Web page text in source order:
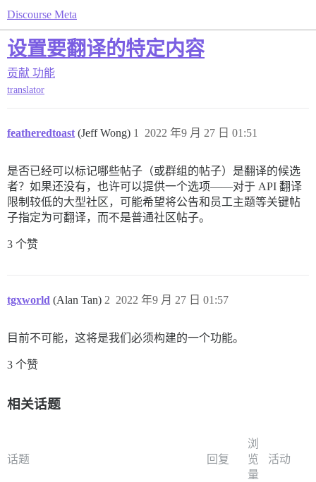
Discourse Meta
设置要翻译的特定内容
贡献 功能
translator
featheredtoast (Jeff Wong) 2022 年9 月 27 日 01:51
1
是否已经可以标记哪些帖子（或群组的帖子）是翻译的候选
者？如果还没有，也许可以提供一个选项——对于 API 翻译
限制较低的大型社区，可能希望将公告和员工主题等关键帖
子指定为可翻译，而不是普通社区帖子。
3 个赞
tgxworld (Alan Tan) 2022 年9 月 27 日 01:57
2
目前不可能，这将是我们必须构建的一个功能。
3 个赞
相关话题
话题 回复
浏
览
量
活动